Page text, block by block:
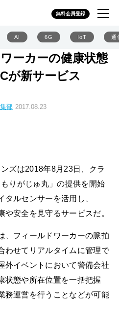
無料会員登録
AI 6G IoT 通
ーカーの健康状態
が新サービス
部 2017.08.23
ズは2018年8月23日、クラ
りがじゅ丸」の提供を開始
タルセンサーを活用し、
や安全を見守るサービスだ。
、フィールドワーカーの脈拍
わせてリアルタイムに管理で
外イベントにおいて警備会社
状態や所在位置を一括把握
務運営を行うことなどが可能